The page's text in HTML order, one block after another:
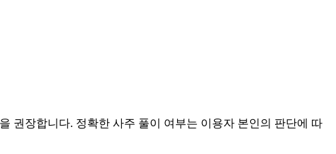
권장합니다. 정확한 사주 풀이 여부는 이용자 본인의 판단에 따